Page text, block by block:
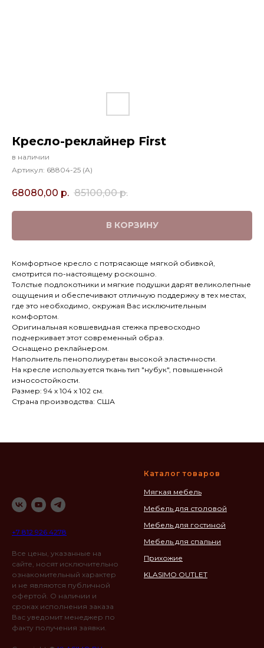
Кресло-реклайнер First
в наличии
Артикул: 68804-25 (A)
68080,00 р. 85100,00 р.
В КОРЗИНУ
Комфортное кресло с потрясающе мягкой обивкой,
смотрится по-настоящему роскошно.
Толстые подлокотники и мягкие подушки дарят великолепные
ощущения и обеспечивают отличную поддержку в тех местах,
где это необходимо, окружая Вас исключительным
комфортом.
Оригинальная ковшевидная стежка превосходно
подчеркивает этот современный образ.
Оснащено реклайнером.
Наполнитель пенополиуретан высокой эластичности.
На кресле используется ткань тип "нубук", повышенной
износостойкости.
Размер: 94 х 104 х 102 см.
Страна производства: США
+7 812 926 4278
Все цены, указанные на
сайте, носят исключительно
ознакомительный характер
и не являются публичной
офертой. О наличии и
сроках исполнения заказа
Вас уведомит менеджер по
факту получения заявки.
Каталог товаров
Мягкая мебель
Мебель для столовой
Мебель для гостиной
Мебель для спальни
Прихожие
KLASIMO OUTLET